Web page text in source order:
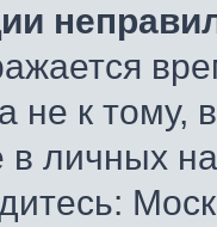
не к тому,
личных